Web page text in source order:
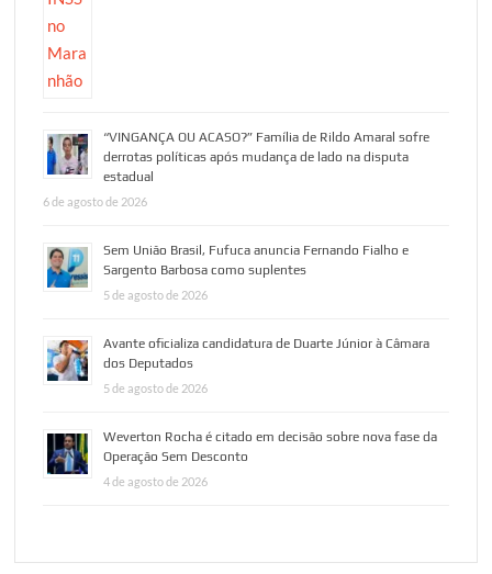
“VINGANÇA OU ACASO?” Família de Rildo Amaral sofre
derrotas políticas após mudança de lado na disputa
estadual
6 de agosto de 2026
Sem União Brasil, Fufuca anuncia Fernando Fialho e
Sargento Barbosa como suplentes
5 de agosto de 2026
Avante oficializa candidatura de Duarte Júnior à Câmara
dos Deputados
5 de agosto de 2026
Weverton Rocha é citado em decisão sobre nova fase da
Operação Sem Desconto
4 de agosto de 2026